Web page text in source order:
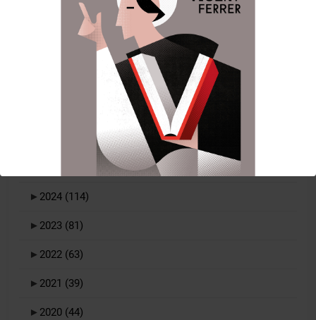
archivo-de-noticias
► 2024 (114)
► 2023 (81)
► 2022 (63)
► 2021 (39)
► 2020 (44)